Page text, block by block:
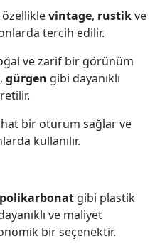
özelliklevintage, rustikve
tercih edilir.
ve zarif bir görünüm
, gürgen gibi dayanıklı
bir oturum sağlar ve
kullanılır.
polikarbonat gibi plastik
ve maliyet
bir seçenektir.